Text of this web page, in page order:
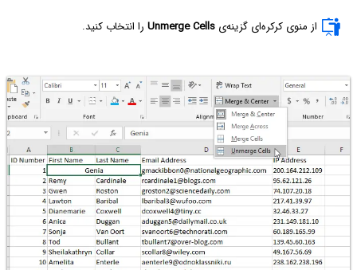
از منوی کرکره‌ای گزینه‌ی Unmerge Cells را انتخاب کنید.